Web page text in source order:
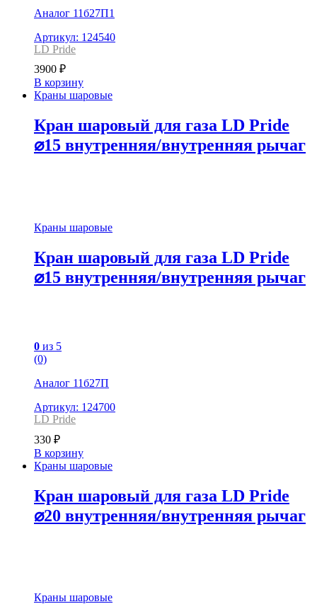
Аналог 11б27П1
Артикул: 124540
LD Pride
3900 ₽
В корзину
Краны шаровые
Кран шаровый для газа LD Pride
⌀15 внутренняя/внутренняя рычаг
Краны шаровые
Кран шаровый для газа LD Pride
⌀15 внутренняя/внутренняя рычаг
0 из 5
(0)
Аналог 11б27П
Артикул: 124700
LD Pride
330 ₽
В корзину
Краны шаровые
Кран шаровый для газа LD Pride
⌀20 внутренняя/внутренняя рычаг
Краны шаровые